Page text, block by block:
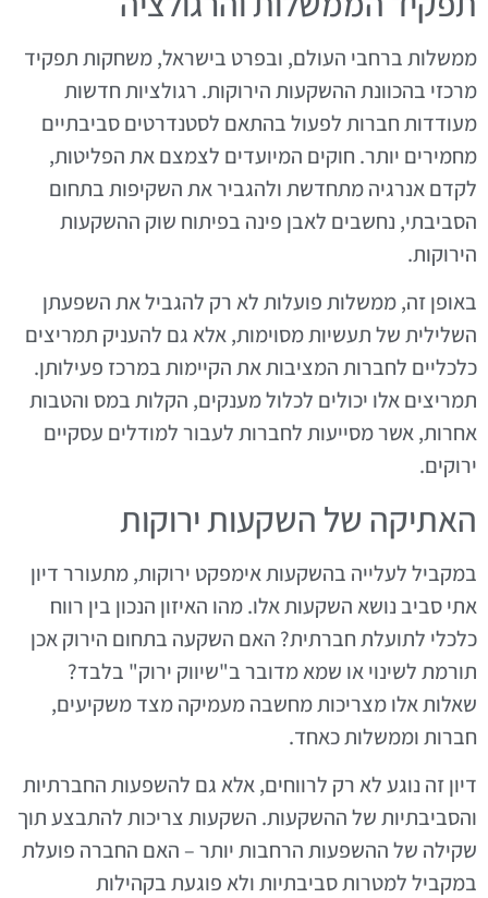
ממשלות ברחבי העולם, ובפרט בישראל, משחקות תפקיד
מרכזי בהכוונת ההשקעות הירוקות. רגולציות חדשות
מעודדות חברות לפעול בהתאם לסטנדרטים סביבתיים
מחמירים יותר. חוקים המיועדים לצמצם את הפליטות,
לקדם אנרגיה מתחדשת ולהגביר את השקיפות בתחום
הסביבתי, נחשבים לאבן פינה בפיתוח שוק ההשקעות
הירוקות.
באופן זה, ממשלות פועלות לא רק להגביל את השפעתן
השלילית של תעשיות מסוימות, אלא גם להעניק תמריצים
כלכליים לחברות המציבות את הקיימות במרכז פעילותן.
תמריצים אלו יכולים לכלול מענקים, הקלות במס והטבות
אחרות, אשר מסייעות לחברות לעבור למודלים עסקיים
ירוקים.
האתיקה של השקעות ירוקות
במקביל לעלייה בהשקעות אימפקט ירוקות, מתעורר דיון
אתי סביב נושא השקעות אלו. מהו האיזון הנכון בין רווח
כלכלי לתועלת חברתית? האם השקעה בתחום הירוק אכן
תורמת לשינוי או שמא מדובר ב"שיווק ירוק" בלבד?
שאלות אלו מצריכות מחשבה מעמיקה מצד משקיעים,
חברות וממשלות כאחד.
דיון זה נוגע לא רק לרווחים, אלא גם להשפעות החברתיות
והסביבתיות של ההשקעות. השקעות צריכות להתבצע תוך
שקילה של ההשפעות הרחבות יותר – האם החברה פועלת
במקביל למטרות סביבתיות ולא פוגעת בקהילות